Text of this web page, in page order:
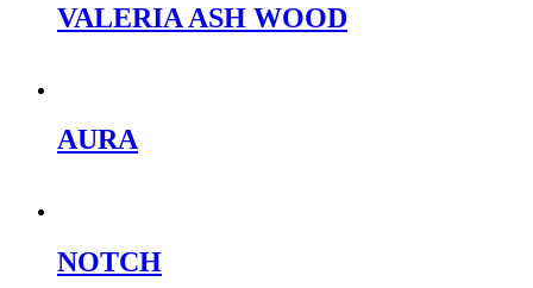
VALERIA ASH WOOD
AURA
NOTCH